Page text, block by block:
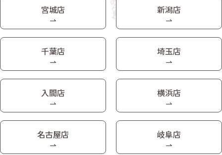
宮城店 新潟店
千葉店 埼玉店
入間店 横浜店
名古屋店 岐阜店